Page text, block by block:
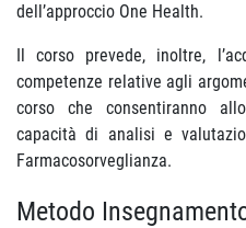
dell’approccio One Health.
Il corso prevede, inoltre,
competenze relative agli
corso che consentiranno
capacità di analisi e
Farmacosorveglianza.
Metodo